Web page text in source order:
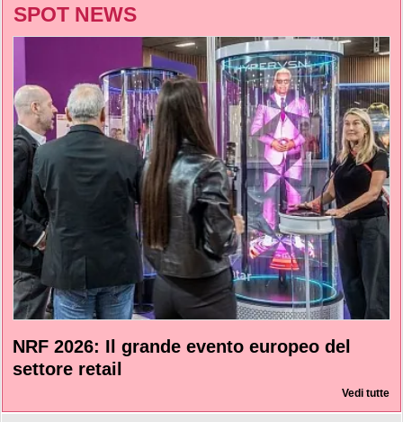
SPOT NEWS
NRF 2026: Il grande evento europeo del
settore retail
Vedi tutte